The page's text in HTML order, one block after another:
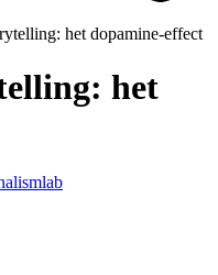
het dopamine-effect
het